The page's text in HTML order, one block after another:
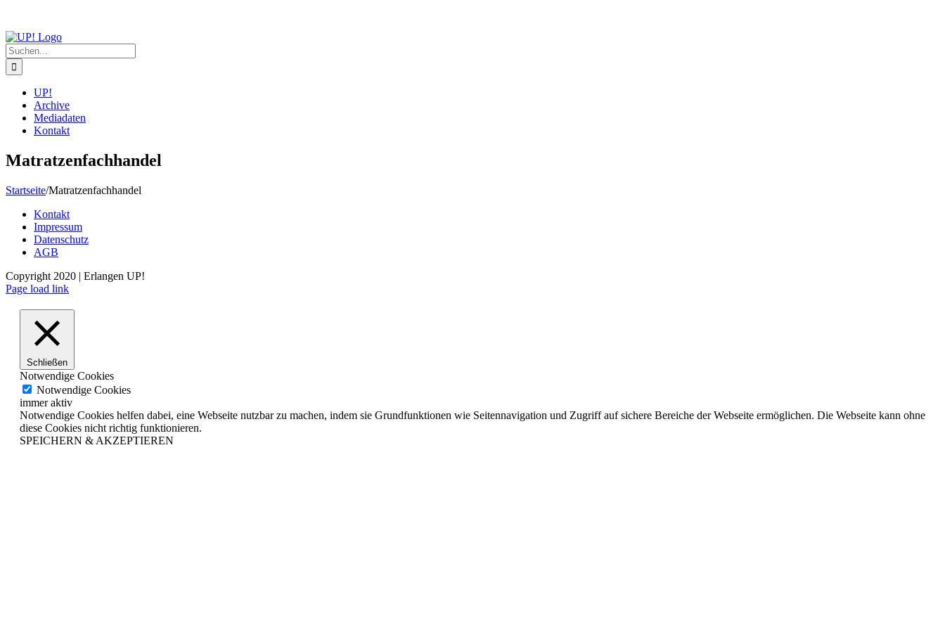
springen
Suche
nach:
UP!
Archive
Mediadaten
Kontakt
Matratzenfachhandel
Startseite/Matratzenfachhandel
Kontakt
Impressum
Datenschutz
AGB
Copyright 2020 | Erlangen UP!
Facebook
Instagram
Page load link
Schließen
Notwendige Cookies
Notwendige Cookies
immer aktiv
Notwendige Cookies helfen dabei, eine Webseite nutzbar zu machen, indem sie Grundfunktionen wie Seitennavigation und Zugriff auf sichere Bereiche der Webseite ermöglichen. Die Webseite kann ohne
diese Cookies nicht richtig funktionieren.
SPEICHERN & AKZEPTIEREN